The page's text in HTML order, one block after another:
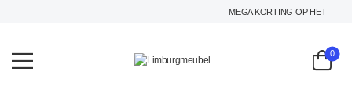
MEGA KORTING OP HET
0